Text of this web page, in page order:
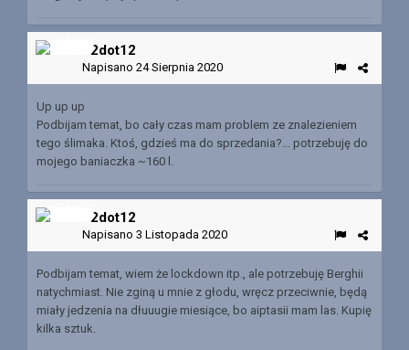
12dot12
Napisano 24 Sierpnia 2020
Up up up
Podbijam temat, bo cały czas mam problem ze znalezieniem
tego ślimaka. Ktoś, gdzieś ma do sprzedania?... potrzebuję do
mojego baniaczka ~160 l.
12dot12
Napisano 3 Listopada 2020
Podbijam temat, wiem że lockdown itp., ale potrzebuję Berghii
natychmiast. Nie zginą u mnie z głodu, wręcz przeciwnie, będą
miały jedzenia na dłuuugie miesiące, bo aiptasii mam las. Kupię
kilka sztuk.